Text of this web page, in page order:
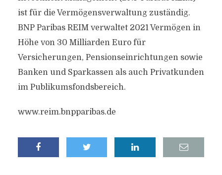
ist für die Vermögensverwaltung zuständig.
BNP Paribas REIM verwaltet 2021 Vermögen in
Höhe von 30 Milliarden Euro für
Versicherungen, Pensionseinrichtungen sowie
Banken und Sparkassen als auch Privatkunden
im Publikumsfondsbereich.
www.reim.bnpparibas.de